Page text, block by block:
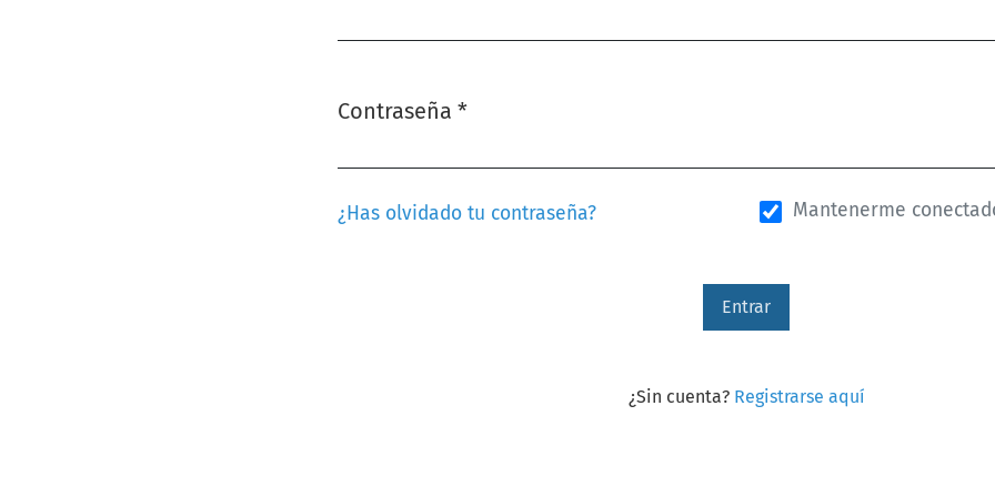
Contraseña *
¿Has olvidado tu contraseña? Mantenerme
Entrar
¿Sin cuenta? Registrarse aquí